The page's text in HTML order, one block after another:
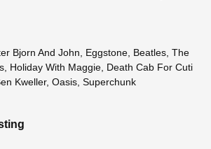
Bjorn And John, Eggstone, Beatles, The
Holiday With Maggie, Death Cab For Cuti
Kweller, Oasis, Superchunk